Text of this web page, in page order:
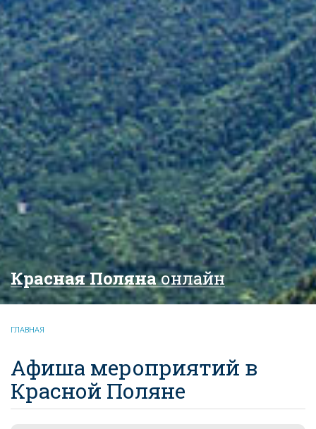
Красная Полянаонлайн
ГЛАВНАЯ
Афиша мероприятий в
Красной Поляне